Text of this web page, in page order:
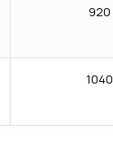
920
1040